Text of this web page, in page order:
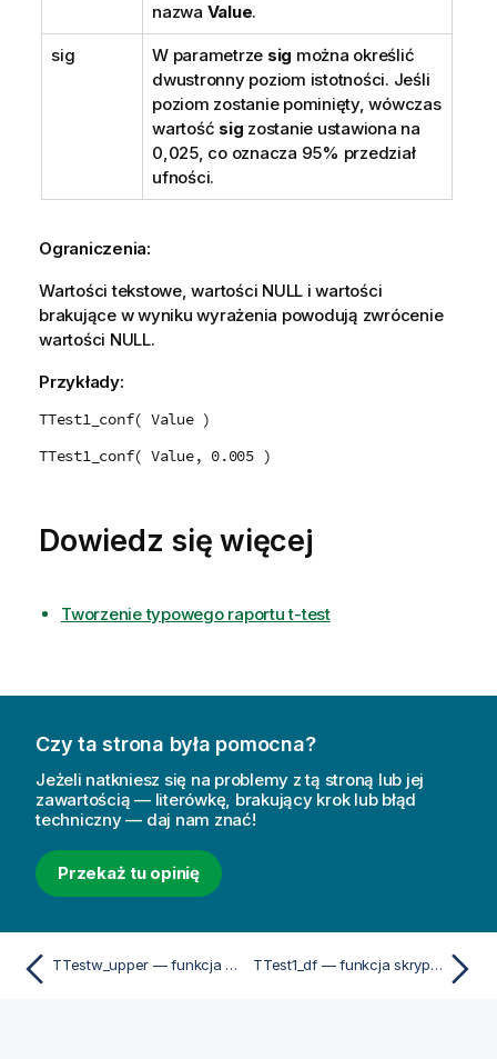
nazwa Value.
sig W parametrze sig można określić
dwustronny poziom istotności. Jeśli
poziom zostanie pominięty, wówczas
wartość sig zostanie ustawiona na
0,025, co oznacza 95% przedział
ufności.
Ograniczenia:
Wartości tekstowe, wartości NULL i wartości
brakujące w wyniku wyrażenia powodują zwrócenie
wartości NULL.
Przykłady:
TTest1_conf( Value )
TTest1_conf( Value, 0.005 )
Dowiedz się więcej
Tworzenie typowego raportu t-test
Czy ta strona była pomocna?
Jeżeli natkniesz się na problemy z tą stroną lub jej
zawartością — literówkę, brakujący krok lub błąd
techniczny — daj nam znać!
Przekaż tu opinię
TTestw_upper — funkcja skryptu i funkcja wykresu TTest1_df — funkcja skryptu i funkcja wykresu